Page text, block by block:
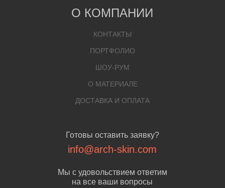
Готовы оставить заявку?
info@arch-skin.com
Мы с удовольствием ответим
на все ваши вопросы
О КОМПАНИИ
КОНТАКТЫ
ПОРТФОЛИО
ШОУ-РУМ
О МАТЕРИАЛЕ
ДОСТАВКА И ОПЛАТА